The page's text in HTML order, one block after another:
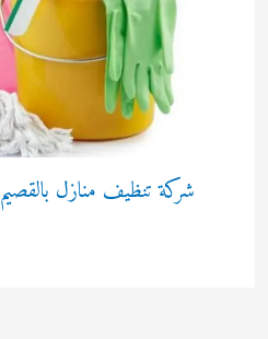
شركة تنظيف منازل بالقصيم